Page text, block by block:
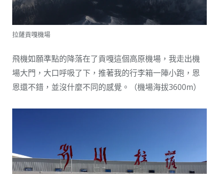
拉薩貢嘎機場
飛機如願準點的降落在了貢嘎這個高原機場，我走出機
場大門，大口呼吸了下，推著我的行李箱一陣小跑，恩
恩還不錯，並沒什麼不同的感覺。（機場海拔3600m）